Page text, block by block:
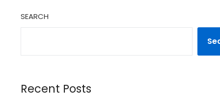
SEARCH
Recent Posts